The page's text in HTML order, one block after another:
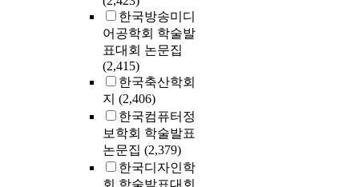
한국방송미디
어공학회 학술발
표대회 논문집
(2,415)
한국축산학회
지 (2,406)
한국컴퓨터정
보학회 학술발표
논문집 (2,379)
한국디자인학